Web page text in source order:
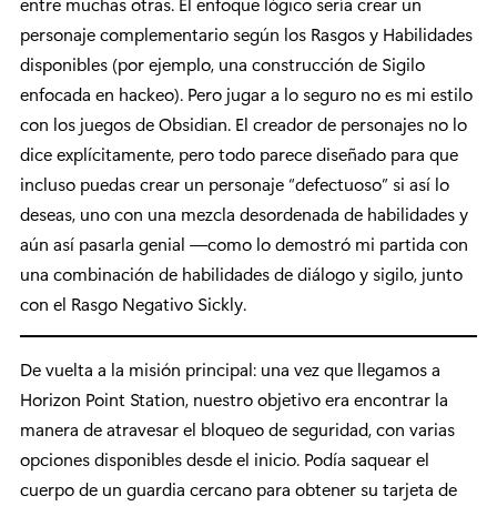
personaje complementario según los Rasgos y Habilidades
disponibles (por ejemplo, una construcción de Sigilo
enfocada en hackeo). Pero jugar a lo seguro no es mi estilo
con los juegos de Obsidian. El creador de personajes no lo
dice explícitamente, pero todo parece diseñado para que
incluso puedas crear un personaje “defectuoso” si así lo
deseas, uno con una mezcla desordenada de habilidades y
aún así pasarla genial —como lo demostró mi partida con
una combinación de habilidades de diálogo y sigilo, junto
con el Rasgo Negativo Sickly.
De vuelta a la misión principal: una vez que llegamos a
Horizon Point Station, nuestro objetivo era encontrar la
manera de atravesar el bloqueo de seguridad, con varias
opciones disponibles desde el inicio. Podía saquear el
cuerpo de un guardia cercano para obtener su tarjeta de